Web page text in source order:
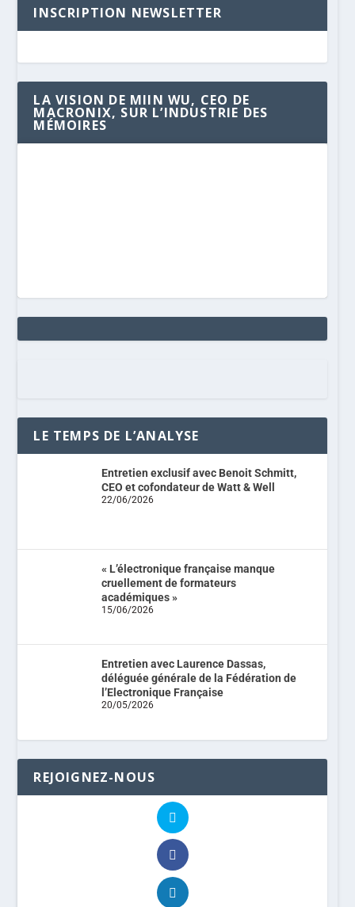
INSCRIPTION NEWSLETTER
LA VISION DE MIIN WU, CEO DE
MACRONIX, SUR L’INDUSTRIE DES
MÉMOIRES
LE TEMPS DE L’ANALYSE
Entretien exclusif avec Benoit Schmitt,
CEO et cofondateur de Watt & Well
22/06/2026
« L’électronique française manque
cruellement de formateurs
académiques »
15/06/2026
Entretien avec Laurence Dassas,
déléguée générale de la Fédération de
l’Electronique Française
20/05/2026
REJOIGNEZ-NOUS